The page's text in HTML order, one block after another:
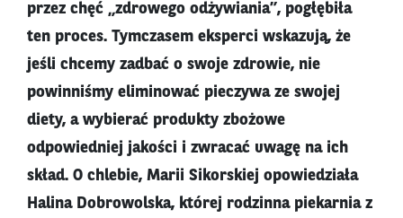
przez chęć „zdrowego odżywiania”, pogłębiła
ten proces. Tymczasem eksperci wskazują, że
jeśli chcemy zadbać o swoje zdrowie, nie
powinniśmy eliminować pieczywa ze swojej
diety, a wybierać produkty zbożowe
odpowiedniej jakości i zwracać uwagę na ich
skład. O chlebie, Marii Sikorskiej opowiedziała
Halina Dobrowolska, której rodzinna piekarnia z